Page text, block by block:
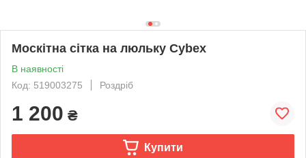
Москітна сітка на люльку Cybex
В наявності
Код: 519003275
Роздріб
1 200 ₴
Купити